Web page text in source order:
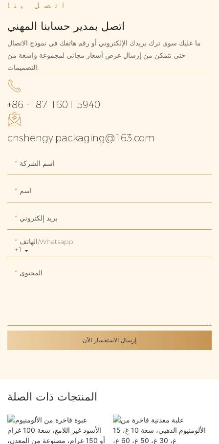
اتصل بنا
اتصل بمدير حسابنا المهني
ما عليك سوى ترك بريدك الإلكتروني أو رقم هاتفك في نموذج الاتصال
حتى نتمكن من إرسال عرض أسعار مجاني لمجموعة واسعة من
التصميمات!
+86 -187 1601 5940
cnshengyipackaging@163.com
اسم الشركة
اسم
بريد إلكتروني
+1
الهاتف/whatsapp
المحتوى
إرسال الاستفسار الآن
المنتجات ذات الصلة